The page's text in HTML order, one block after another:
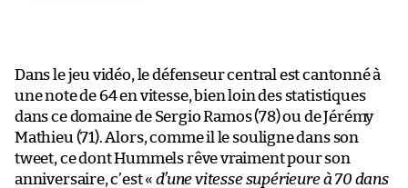
Dans le jeu vidéo, le défenseur central est cantonné à
une note de 64 en vitesse, bien loin des statistiques
dans ce domaine de Sergio Ramos (78) ou de Jérémy
Mathieu (71). Alors, comme il le souligne dans son
tweet, ce dont Hummels rêve vraiment pour son
anniversaire, c’est «d’une vitesse supérieure à 70 dans